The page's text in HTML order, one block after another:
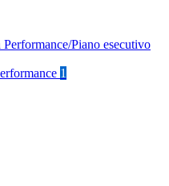
Performance/Piano esecutivo
1